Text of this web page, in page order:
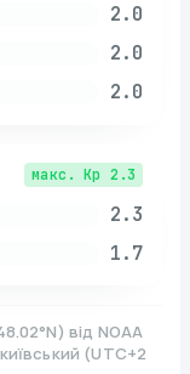
2.0
2.0
2.0
макс. Kp 2.3
2.3
1.7
°N) від NOAA
(UTC+2